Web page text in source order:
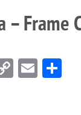
– Frame
CopyEmail